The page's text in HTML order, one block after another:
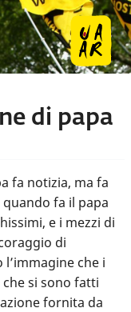
di papa
fa notizia, ma fa
fa il papa
e i mezzi di
di
che i
si sono fatti
fornita da